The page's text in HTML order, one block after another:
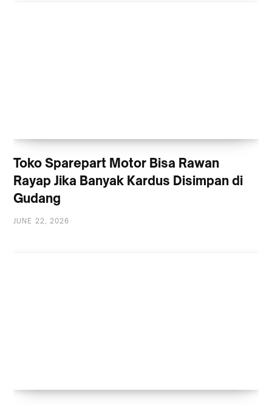
Toko Sparepart Motor Bisa Rawan
Rayap Jika Banyak Kardus Disimpan di
Gudang
JUNE 22, 2026